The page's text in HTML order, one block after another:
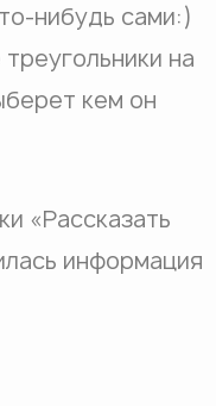
нибудь сами:)
на
кем он
«Рассказать
информация